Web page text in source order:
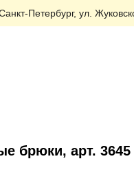
Петербург, ул.
брюки, арт. 3645